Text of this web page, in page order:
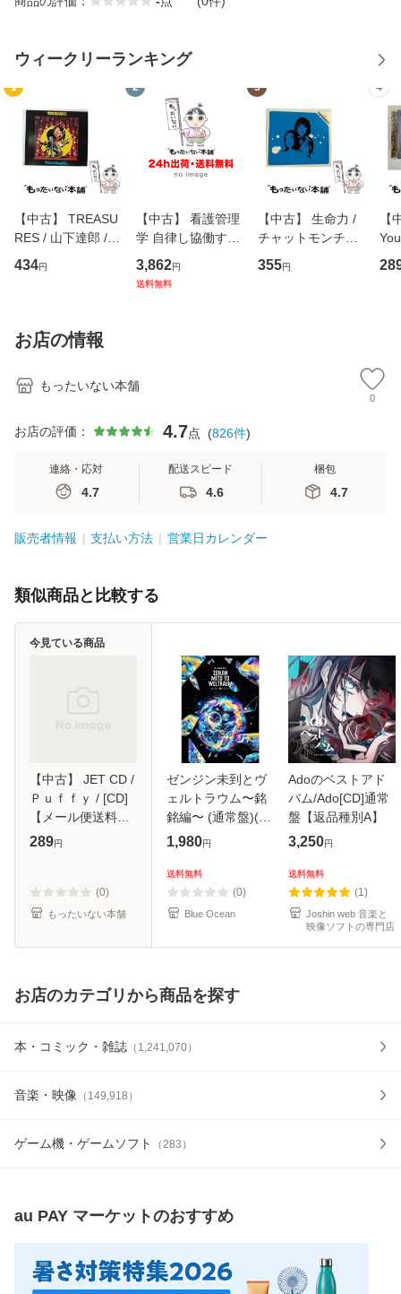
ウィークリーランキング
1
【中古】 TREASU
RES / 山下達郎 /
イーストウエス
ト・ジャパン [CD]
434円
2
【中古】 看護管理
学 自律し協働する
専門職の看護マネ
ジメントスキル 改
3,862円
送料無料
3
【中古】 生命力 /
チャットモンチー /
キューンレコード
[CD]【メール便送
355円
4
【
のが
お店の情報
もったいない本舗
0
お店の評価： 4.7点 (826件)
連絡・応対
4.7
配送スピード
4.6
梱包
4.7
販売者情報 支払い方法 営業日カレンダー
類似商品と比較する
【中古】 JET CD /
Ｐｕｆｆｙ / [CD]
【メール便送料無
料】
289円
(0)
もったいない本舗
今見ている商品
ゼンジン未到とヴ
ェルトラウム〜銘
銘編〜 (通常盤)(2
枚組) [DVD]
1,980円
送料無料
(0)
Blue Ocean
Adoのベストアド
バム/Ado[CD]通常
盤【返品種別A】
3,250円
送料無料
(1)
Joshin web 音楽と
映像ソフトの専門店
お店のカテゴリから商品を探す
本・コミック・雑誌 （ 1,241,070）
音楽・映像 （ 149,918 ）
ゲーム機・ゲームソフト （283 ）
au PAY マーケットのおすすめ